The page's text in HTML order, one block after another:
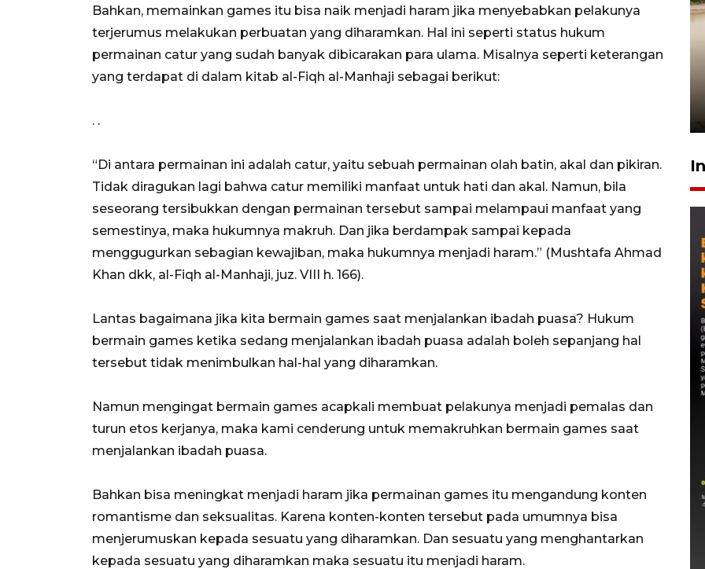
Bahkan, memainkan games itu bisa naik menjadi haram jika menyebabkan pelakunya
terjerumus melakukan perbuatan yang diharamkan. Hal ini seperti status hukum
permainan catur yang sudah banyak dibicarakan para ulama. Misalnya seperti keterangan
yang terdapat di dalam kitab al-Fiqh al-Manhaji sebagai berikut:
. .
“Di antara permainan ini adalah catur, yaitu sebuah permainan olah batin, akal dan pikiran.
Tidak diragukan lagi bahwa catur memiliki manfaat untuk hati dan akal. Namun, bila
seseorang tersibukkan dengan permainan tersebut sampai melampaui manfaat yang
semestinya, maka hukumnya makruh. Dan jika berdampak sampai kepada
menggugurkan sebagian kewajiban, maka hukumnya menjadi haram.” (Mushtafa Ahmad
Khan dkk, al-Fiqh al-Manhaji, juz. VIII h. 166).
Lantas bagaimana jika kita bermain games saat menjalankan ibadah puasa? Hukum
bermain games ketika sedang menjalankan ibadah puasa adalah boleh sepanjang hal
tersebut tidak menimbulkan hal-hal yang diharamkan.
Namun mengingat bermain games acapkali membuat pelakunya menjadi pemalas dan
turun etos kerjanya, maka kami cenderung untuk memakruhkan bermain games saat
menjalankan ibadah puasa.
Bahkan bisa meningkat menjadi haram jika permainan games itu mengandung konten
romantisme dan seksualitas. Karena konten-konten tersebut pada umumnya bisa
menjerumuskan kepada sesuatu yang diharamkan. Dan sesuatu yang menghantarkan
kepada sesuatu yang diharamkan maka sesuatu itu menjadi haram.
Gabung Persebaya, striker
timnas Ramadhan Sananta